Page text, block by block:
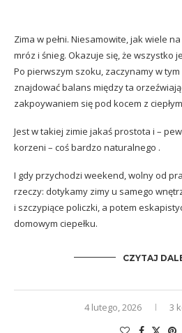
Zima w pełni. Niesamowite, jak wiele
mróz i śnieg. Okazuje się, że wszystko
Po pierwszym szoku, zaczynamy w
znajdować balans między ta
zakpoywaniem się pod kocem z
Jest w takiej zimie jakaś prostota i –
korzeni – coś bardzo naturalnego .
I gdy przychodzi weekend, wolny od
rzeczy: dotykamy zimy u samego
i szczypiące policzki, a potem
domowym ciepełku.
CZYTAJ
4 lutego, 2026 3